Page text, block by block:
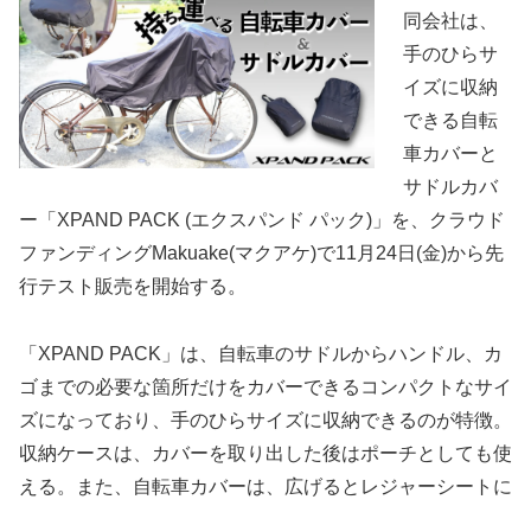
同会社は、
手のひらサ
イズに収納
できる自転
車カバーと
サドルカバ
ー「XPAND PACK (エクスパンド パック)」を、クラウド
ファンディングMakuake(マクアケ)で11月24日(金)から先
行テスト販売を開始する。
「XPAND PACK」は、自転車のサドルからハンドル、カ
ゴまでの必要な箇所だけをカバーできるコンパクトなサイ
ズになっており、手のひらサイズに収納できるのが特徴。
収納ケースは、カバーを取り出した後はポーチとしても使
える。また、自転車カバーは、広げるとレジャーシートに